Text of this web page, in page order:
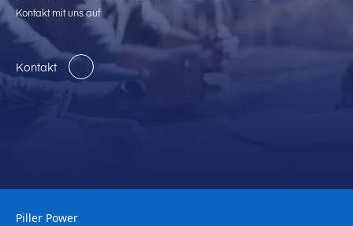
Kontakt mit uns auf
Kontakt
Piller Power